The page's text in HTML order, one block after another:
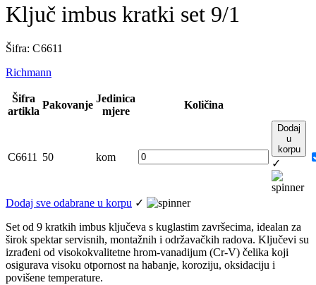
Ključ imbus kratki set 9/1
Šifra: C 6611
Richmann
Šifra
artikla
Pakovanje
Jedinica
mjere
Količina
C6611 50 kom
Dodaj
u
korpu
✓
Dodaj sve odabrane u korpu ✓
Set od 9 kratkih imbus ključeva s kuglastim završecima, idealan za
širok spektar servisnih, montažnih i održavačkih radova. Ključevi su
izrađeni od visokokvalitetne hrom-vanadijum (Cr-V) čelika koji
osigurava visoku otpornost na habanje, koroziju, oksidaciju i
povišene temperature.